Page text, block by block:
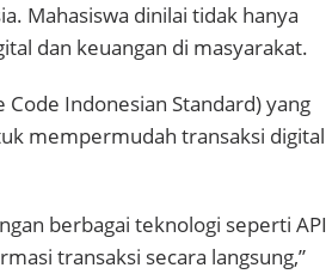
Mahasiswa dinilai tidak hanya
dan keuangan di masyarakat.
Indonesian Standard) yang
mempermudah transaksi digital
berbagai teknologi seperti API
transaksi secara langsung,”